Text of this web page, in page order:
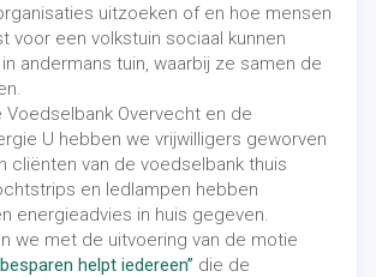
uitzoeken of en hoe mensen
voor een volkstuin sociaal kunnen
andermans tuin, waarbij ze samen de
Overvecht en de
U hebben we vrijwilligers geworven
cliënten van de voedselbank thuis
en ledlampen hebben
energieadvies in huis gegeven.
we met de uitvoering van de motie
helpt iedereen” die de